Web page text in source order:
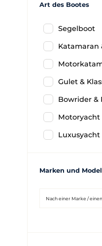
Art des Bootes
Segelboot
Katamaran
Gulet &
Bowrider &
Motoryacht
Luxusyacht
Marken und